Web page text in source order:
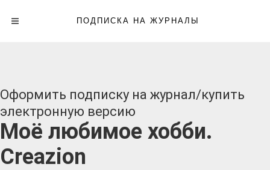
ПОДПИСКА НА ЖУРНАЛЫ
Оформить подписку на журнал/купить
электронную версию
Моё любимое хобби.
Creazion